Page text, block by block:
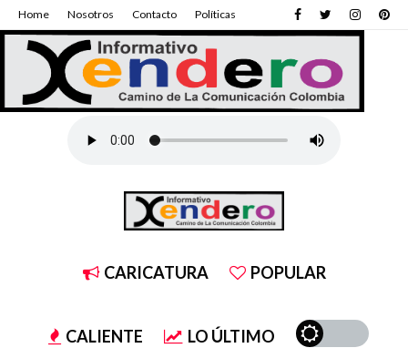
Home Nosotros Contacto Políticas
CARICATURA POPULAR
CALIENTE LO ÚLTIMO